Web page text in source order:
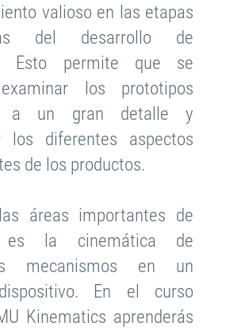
valioso en las etapas
del desarrollo de
Esto permite que se
los prototipos
a un gran detalle y
los diferentes aspectos
de los productos.
áreas importantes de
es la cinemática de
mecanismos en un
En el curso
Kinematics aprenderás